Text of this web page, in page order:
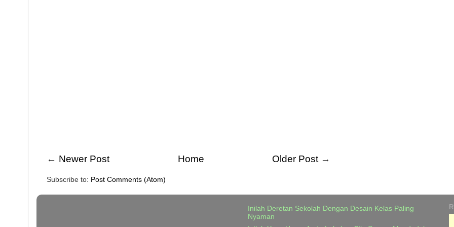
← Newer Post Older Post→
Home
Subscribe to: Post Comments (Atom)
Inilah Deretan Sekolah Dengan Desain Kelas Paling
Nyaman